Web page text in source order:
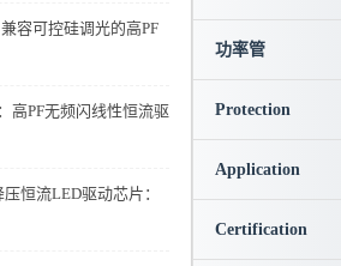
容可控硅调光的高PF
高PF无频闪线性恒流驱
恒流LED驱动芯片：
功率管
Protection
Application
Certification